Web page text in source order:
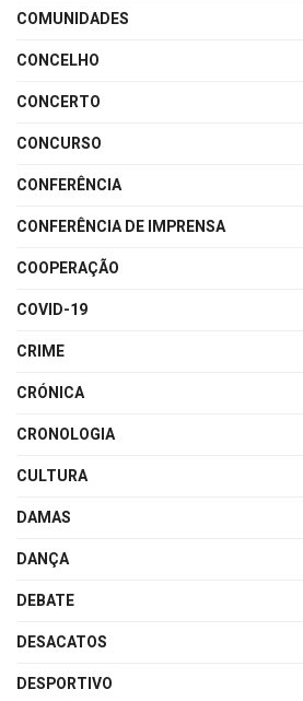
COMUNIDADES
CONCELHO
CONCERTO
CONCURSO
CONFERÊNCIA
CONFERÊNCIA DE IMPRENSA
COOPERAÇÃO
COVID-19
CRIME
CRÓNICA
CRONOLOGIA
CULTURA
DAMAS
DANÇA
DEBATE
DESACATOS
DESPORTIVO